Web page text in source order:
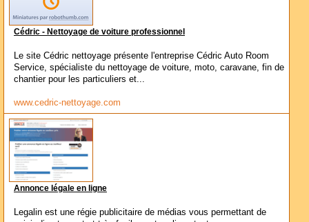
Cédric - Nettoyage de voiture professionnel
Le site Cédric nettoyage présente l'entreprise Cédric Auto Room
Service, spécialiste du nettoyage de voiture, moto, caravane, fin de
chantier pour les particuliers et...
www.cedric-nettoyage.com
Annonce légale en ligne
Legalin est une régie publicitaire de médias vous permettant de